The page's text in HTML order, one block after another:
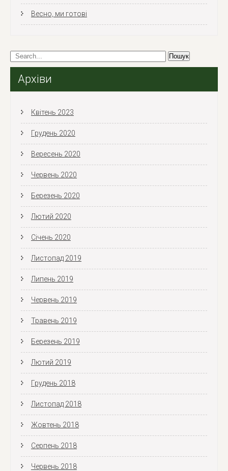
Весно, ми готові
Архіви
Квітень 2023
Грудень 2020
Вересень 2020
Червень 2020
Березень 2020
Лютий 2020
Січень 2020
Листопад 2019
Липень 2019
Червень 2019
Травень 2019
Березень 2019
Лютий 2019
Грудень 2018
Листопад 2018
Жовтень 2018
Серпень 2018
Червень 2018